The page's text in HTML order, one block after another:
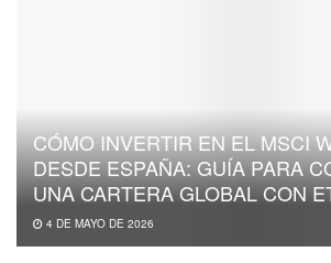
CÓMO INVERTIR EN EL MSCI
DESDE ESPAÑA: GUÍA PARA
UNA CARTERA GLOBAL CON
4 DE MAYO DE 2026